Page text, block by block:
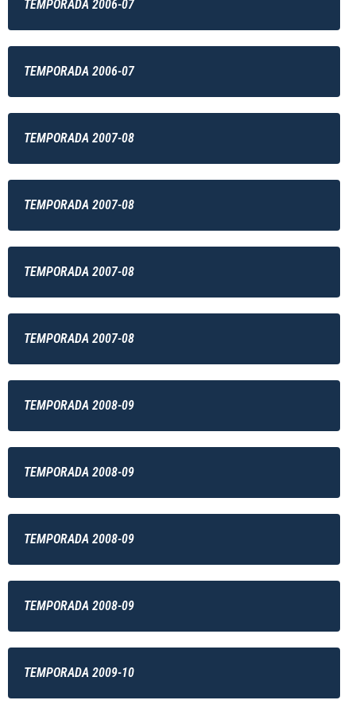
TEMPORADA 2006-07
TEMPORADA 2006-07
TEMPORADA 2007-08
TEMPORADA 2007-08
TEMPORADA 2007-08
TEMPORADA 2007-08
TEMPORADA 2008-09
TEMPORADA 2008-09
TEMPORADA 2008-09
TEMPORADA 2008-09
TEMPORADA 2009-10